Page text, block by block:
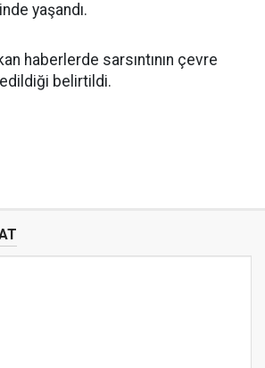
yaşandı.
haberlerde sarsıntının çevre
belirtildi.